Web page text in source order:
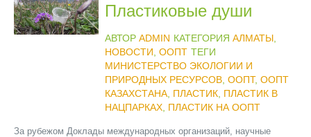
Пластиковые души
АВТОР ADMIN КАТЕГОРИЯ АЛМАТЫ,
НОВОСТИ ООПТ ТЕГИ
МИНИСТЕРСТВО ЭКОЛОГИИ И
ПРИРОДНЫХ РЕСУРСОВ, ООПТ, ООПТ
КАЗАХСТАНА, ПЛАСТИК, ПЛАСТИК В
НАЦПАРКАХ, ПЛАСТИК НА ООПТ
За рубежом Доклады международных организаций, научные